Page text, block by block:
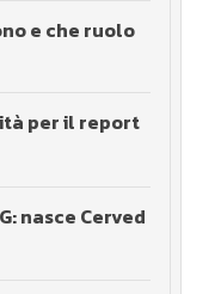
e che ruolo
per il report
nasce Cerved